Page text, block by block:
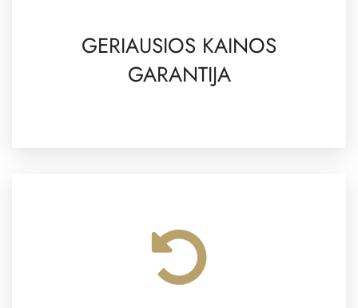
GERIAUSIOS KAINOS
GARANTIJA